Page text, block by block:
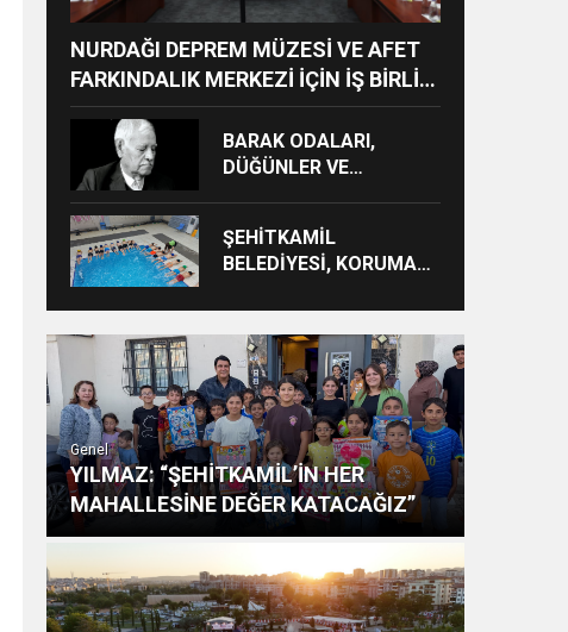
NURDAĞI DEPREM MÜZESİ VE AFET
FARKINDALIK MERKEZİ İÇİN İŞ BİRLİĞİ
PROTOKOLÜ İMZALANDI
BARAK ODALARI,
DÜĞÜNLER VE
ŞEHİTKAMİL
BELEDİYESİ, KORUMA
SPORLA
BULUŞTURUYOR
Genel
YILMAZ: “ŞEHİTKAMİL’İN HER
MAHALLESİNE DEĞER KATACAĞIZ”